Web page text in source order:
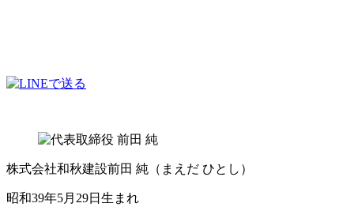
株式会社和秋建設前田 純 （まえだ ひとし）
昭和39年5月29日生まれ